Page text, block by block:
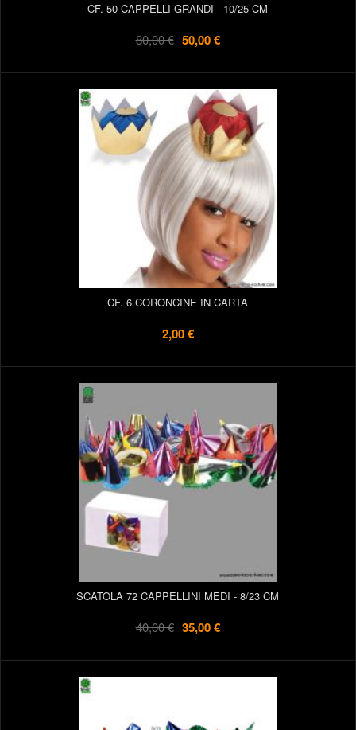
CF. 50 CAPPELLI GRANDI - 10/25 CM
80,00 € 50,00 €
CF. 6 CORONCINE IN CARTA
2,00 €
SCATOLA 72 CAPPELLINI MEDI - 8/23 CM
40,00 € 35,00 €